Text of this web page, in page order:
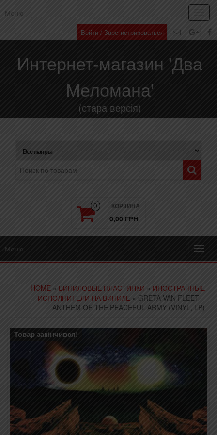
Меню
Войти / Зарегистрироваться
Интернет-магазин 'Два
Меломана'
(стара версія)
0 КОРЗИНА
0,00 ГРН.
Меню
HOME » ВИНИЛОВЫЕ ПЛАСТИНКИ » ИНОСТРАННЫЕ
ИСПОЛНИТЕЛИ НА ВИНИЛЕ » GRETA VAN FLEET –
ANTHEM OF THE PEACEFUL ARMY (VINYL, LP)
Товар закінчився!